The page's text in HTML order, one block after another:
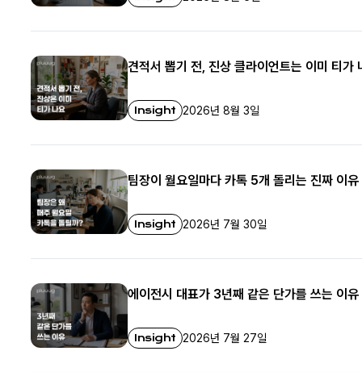
견적서 뽑기 전, 진상 클라이언트는 이미 티가
Insight 2026년 8월 3일
팀장이 월요일마다 카톡 5개 돌리는 진짜 이유
Insight 2026년 7월 30일
에이전시 대표가 3년째 같은 단가를 쓰는 이유
Insight 2026년 7월 27일